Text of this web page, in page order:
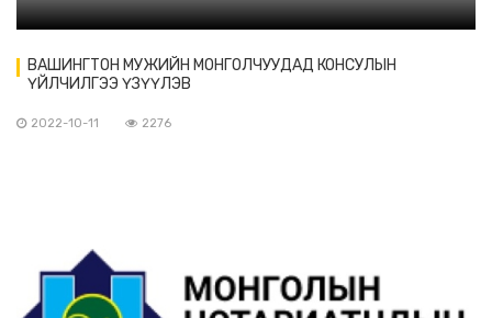
ВАШИНГТОН МУЖИЙН МОНГОЛЧУУДАД КОНСУЛЫН
ҮЙЛЧИЛГЭЭ ҮЗҮҮЛЭВ
2022-10-11 2276